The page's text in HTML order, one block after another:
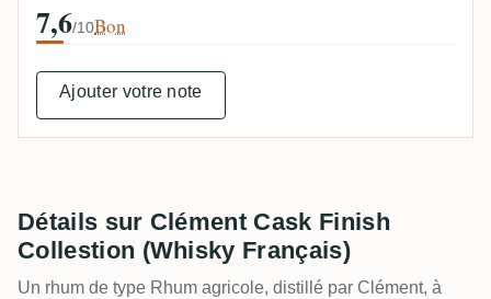
7,6/10Bon
Ajouter votre note
Détails sur Clément Cask Finish
Collestion (Whisky Français)
Un rhum de type Rhum agricole, distillé par Clément, à